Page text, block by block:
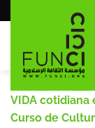
al
VIDA cotidiana
Curso de